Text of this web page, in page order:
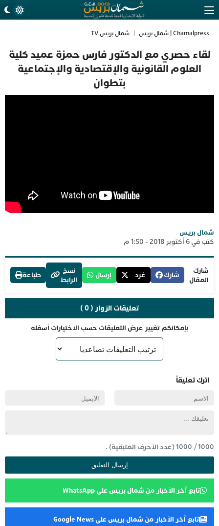
Chamalpress | شمال بريس شمال بريس TV
لقاء حصري مع الدكتور فارس حمزة عميد كلية
العلوم القانونية والإقتصادية والإجتماعية
بتطوان
شمال بريس
كتب في 6 أكتوبر 2018 - 1:50 م
شارك
المقال
شارك غرد إرسال
نسخ
الرابط
طباعة
تعليقات الزوار ( 0 )
بإمكانكم تغيير عرض التعليقات حسب الاختيارات أسفله
اترك تعليقاً
1000
/
1000(عدد الأحرف المتبقية) .
تابع آخر الأخبار من شمال بريس على WhatsApp
تابع آخر الأخبار من شمال بريس على Google News